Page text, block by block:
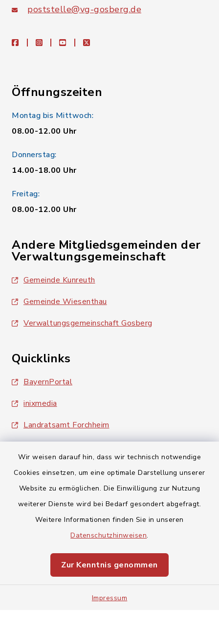
Wir weisen darauf hin, dass wir technisch notwendige
Cookies einsetzen, um eine optimale Darstellung unserer
Website zu ermöglichen. Die Einwilligung zur Nutzung
weiterer Dienste wird bei Bedarf gesondert abgefragt.
Weitere Informationen finden Sie in unseren
Datenschutzhinweisen.
Zur Kenntnis genommen
Impressum
poststelle@vg-gosberg.de
facebookinstagramyoutubeX
Öffnungszeiten
Montag bis Mittwoch:
08.00-12.00 Uhr
Donnerstag:
14.00-18.00 Uhr
Freitag:
08.00-12.00 Uhr
Andere Mitgliedsgemeinden der
Verwaltungsgemeinschaft
Gemeinde Kunreuth
Gemeinde Wiesenthau
Verwaltungsgemeinschaft Gosberg
Quicklinks
BayernPortal
inixmedia
Landratsamt Forchheim
Barrierefreiheit
Impressum
Sitemap